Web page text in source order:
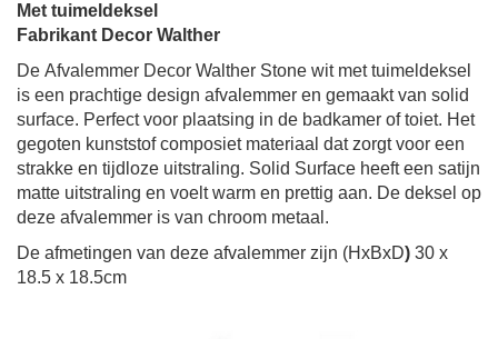
Met tuimeldeksel
Fabrikant Decor Walther
De Afvalemmer Decor Walther Stone wit met tuimeldeksel
is een prachtige design afvalemmer en gemaakt van solid
surface. Perfect voor plaatsing in de badkamer of toiet. Het
gegoten kunststof composiet materiaal dat zorgt voor een
strakke en tijdloze uitstraling. Solid Surface heeft een satijn
matte uitstraling en voelt warm en prettig aan. De deksel op
deze afvalemmer is van chroom metaal.
De afmetingen van deze afvalemmer zijn (HxBxD) 30 x
18.5 x 18.5cm